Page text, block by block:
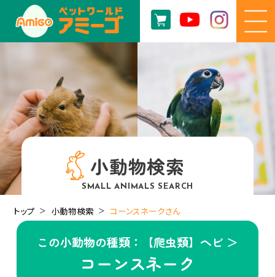
小動物検索
SMALL ANIMALS SEARCH
トップ 小動物検索 コーンスネークさん
この小動物の種類：【爬虫類】ヘビ ＞
コーンスネーク